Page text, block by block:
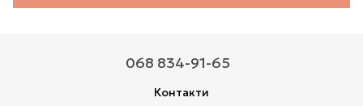
068 834-91-65
Контакти